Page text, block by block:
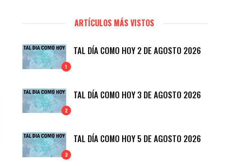
ARTÍCULOS MÁS VISTOS
1
TAL DÍA COMO HOY 2 DE AGOSTO 2026
2
TAL DÍA COMO HOY 3 DE AGOSTO 2026
3
TAL DÍA COMO HOY 5 DE AGOSTO 2026